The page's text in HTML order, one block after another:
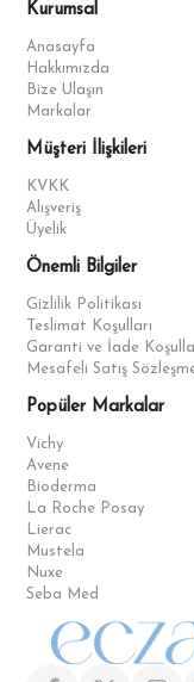
Kurumsal
Anasayfa
Hakkımızda
Bize Ulaşın
Markalar
Müşteri İlişkileri
KVKK
Alışveriş
Üyelik
Önemli Bilgiler
Gizlilik Politikası
Teslimat Koşulları
Garanti ve İade
Mesafeli Satış
Popüler Markalar
Vichy
Avene
Bioderma
La Roche Posay
Lierac
Mustela
Nuxe
Seba Med